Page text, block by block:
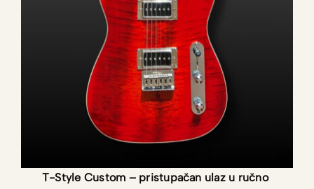
T-Style Custom – pristupačan ulaz u ručno